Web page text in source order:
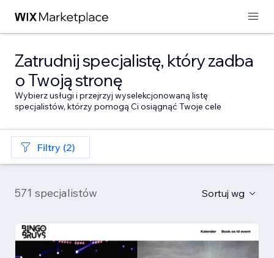
Zatrudnij specjalistę, który zadba
o Twoją stronę
Wybierz usługi i przejrzyj wyselekcjonowaną listę
specjalistów, którzy pomogą Ci osiągnąć Twoje cele
Filtry (2)
571 specjalistów Sortuj wg